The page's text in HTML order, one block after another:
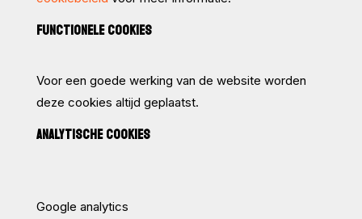
FUNCTIONELE COOKIES
Voor een goede werking van de website worden
deze cookies altijd geplaatst.
ANALYTISCHE COOKIES
Google analytics